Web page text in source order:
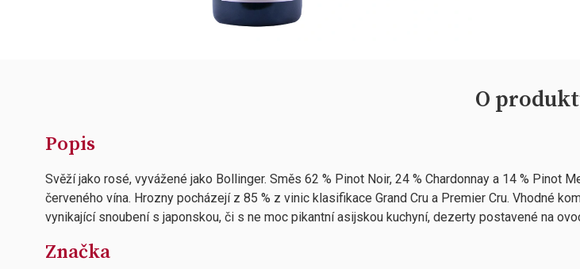
O
Popis
Svěží jako rosé, vyvážené jako Bollinger. Směs 62 % Pinot Noir, 24 % Chardonnay a 14 % Pinot
červeného vína. Hrozny pocházejí z 85 % z vinic klasifikace Grand Cru a Premier Cru. Vhodné
vynikající snoubení s japonskou, či s ne moc pikantní asijskou kuchyní, dezerty postavené na
Značka